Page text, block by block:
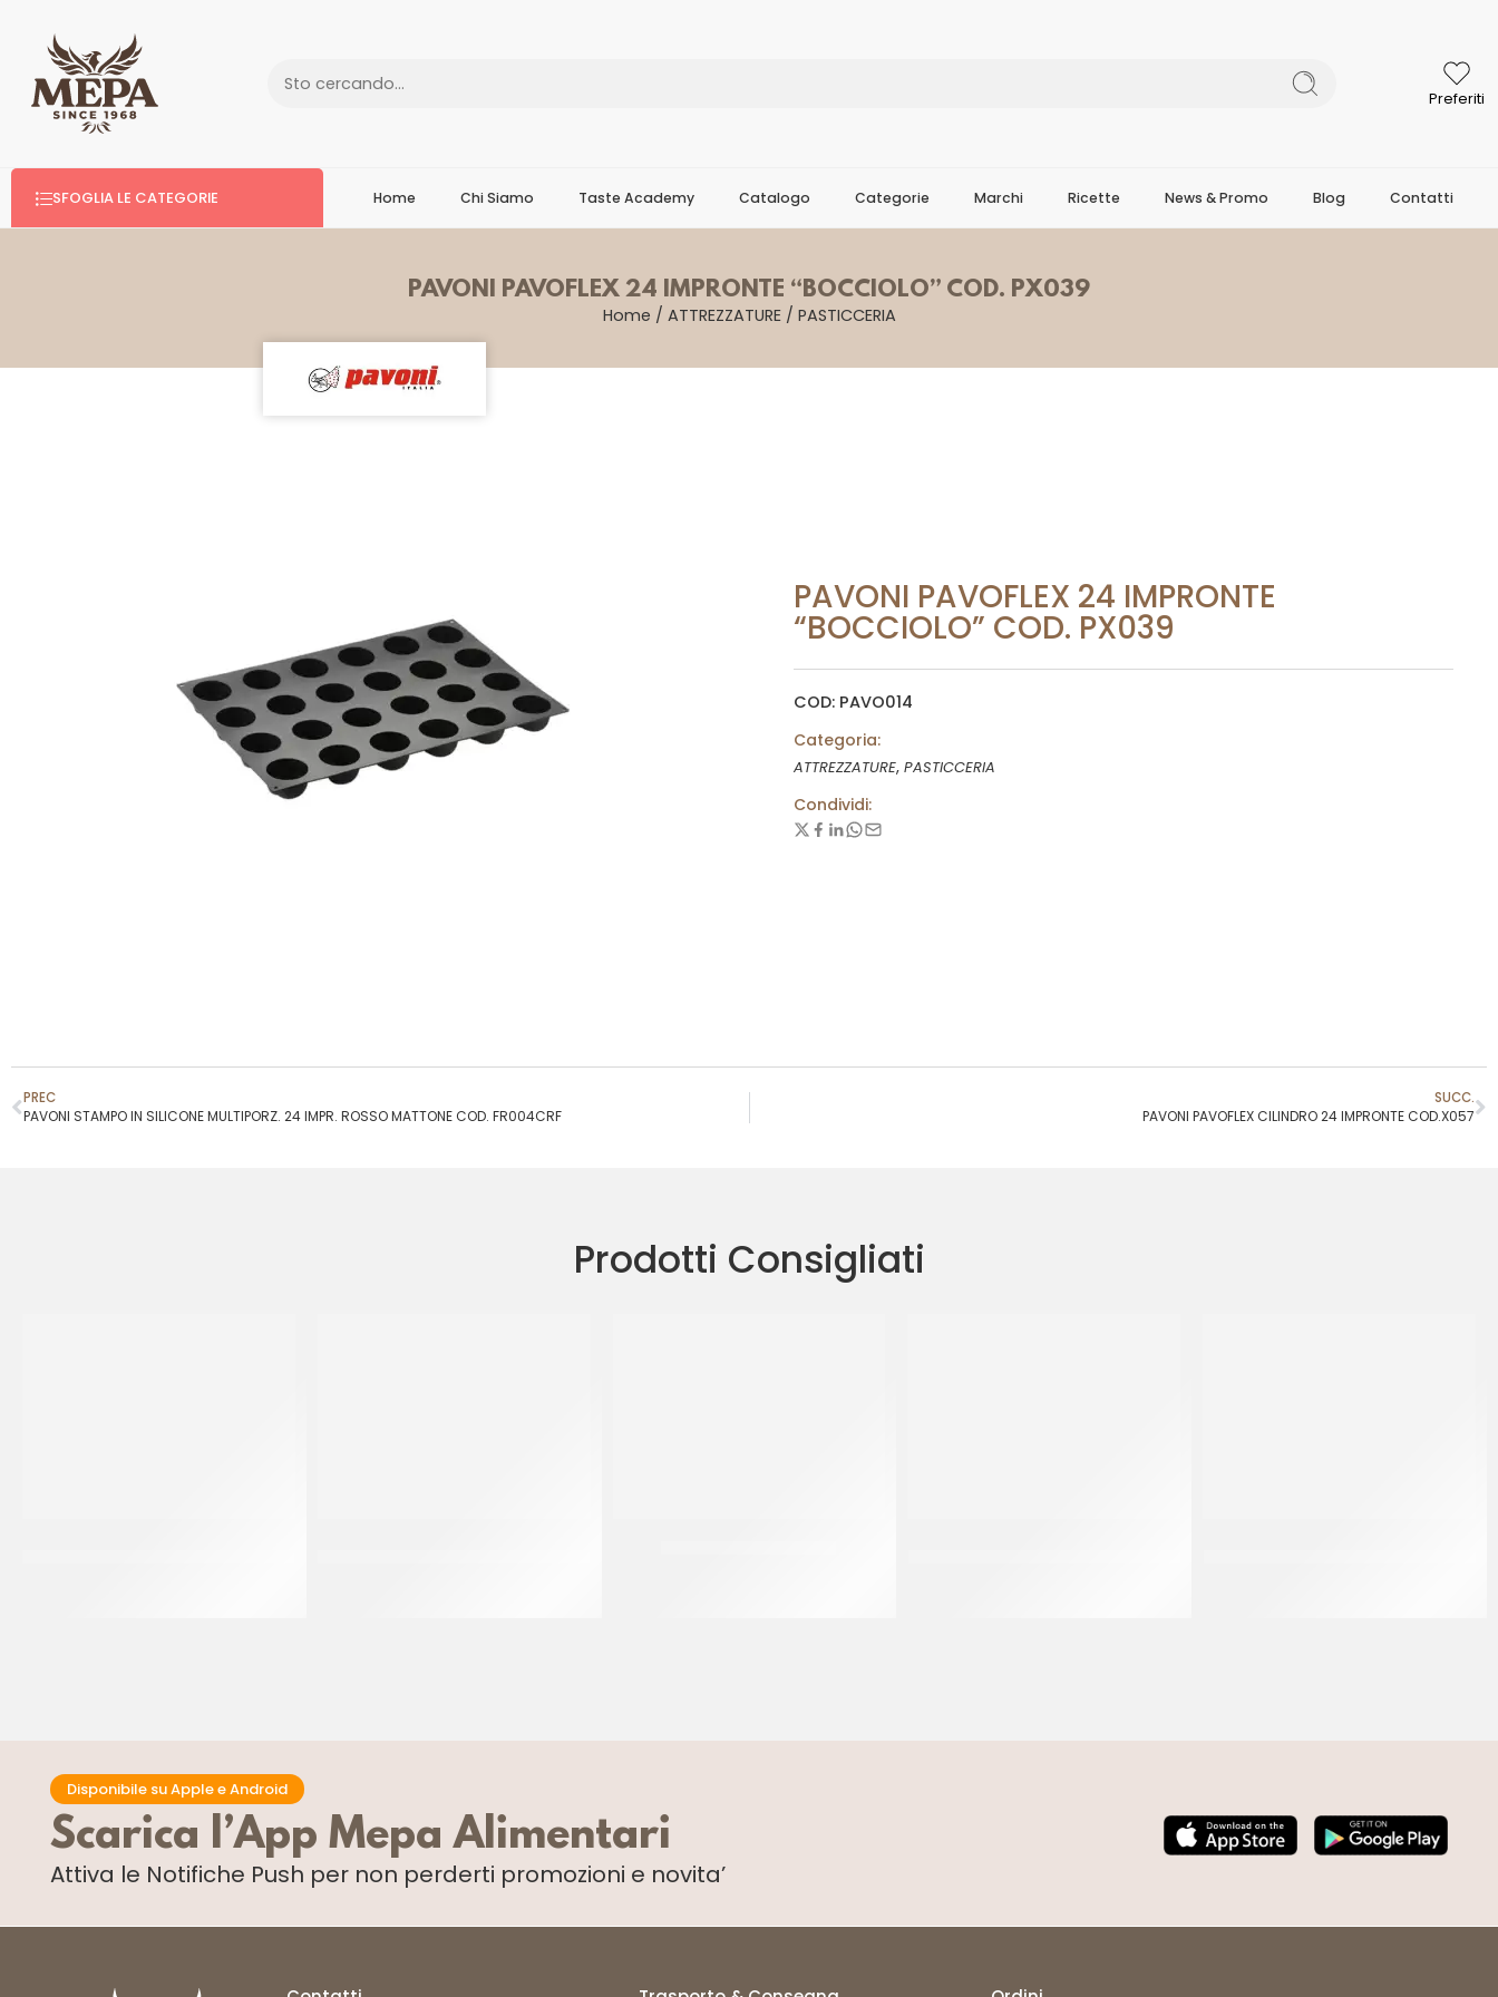
Preferiti
SFOGLIA LE CATEGORIE Home Chi Siamo Taste Academy Catalogo Categorie Marchi Ricette News & Promo Blog Contatti
PAVONI PAVOFLEX 24 IMPRONTE “BOCCIOLO” COD. PX039
Home / ATTREZZATURE/ PASTICCERIA
PAVONI PAVOFLEX 24 IMPRONTE
“BOCCIOLO” COD. PX039
COD: PAVO014
Categoria:
ATTREZZATURE, PASTICCERIA
Condividi:
PREC
PAVONI STAMPO IN SILICONE MULTIPORZ. 24 IMPR. ROSSO MATTONE COD. FR004CRF
SUCC.
PAVONI PAVOFLEX CILINDRO 24 IMPRONTE COD.X057
Prodotti Consigliati
Disponibile su Apple e Android
Scarica l’App Mepa Alimentari
Attiva le Notifiche Push per non perderti promozioni e novita’